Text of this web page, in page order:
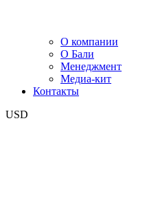
О компании
О Бали
Менеджмент
Медиа-кит
Контакты
USD